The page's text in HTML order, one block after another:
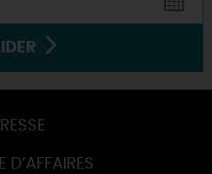
D’AFFAIRES